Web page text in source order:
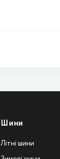
Шини
Літні шини